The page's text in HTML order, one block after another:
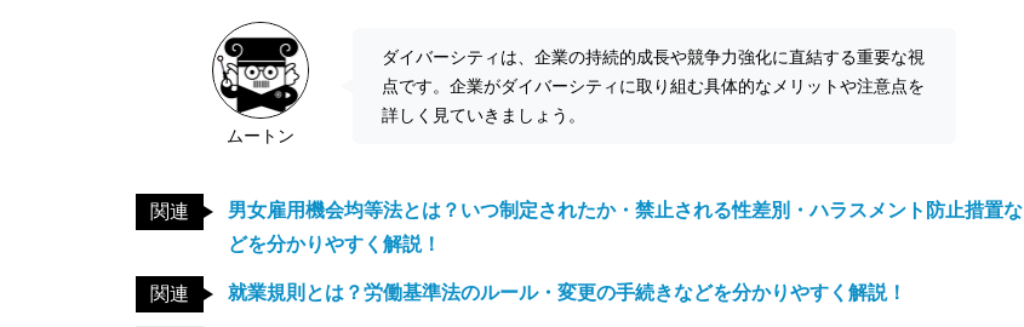
ムートン
ダイバーシティは、企業の持続的成長や競争力強化に直結する重要な視
点です。企業がダイバーシティに取り組む具体的なメリットや注意点を
詳しく見ていきましょう。
関連
男女雇用機会均等法とは？いつ制定されたか・禁止される性差別・ハラスメント防止措置な
どを分かりやすく解説！
関連 就業規則とは？労働基準法のルール・変更の手続きなどを分かりやすく解説！